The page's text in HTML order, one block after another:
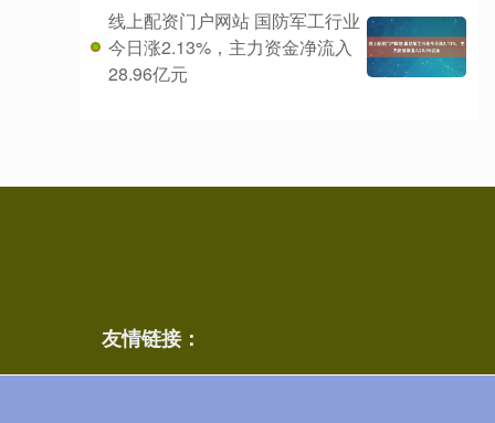
线上配资门户网站 国防军工行业
今日涨2.13%，主力资金净流入
28.96亿元
友情链接：